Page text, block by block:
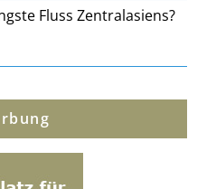
Fluss Zentralasiens?